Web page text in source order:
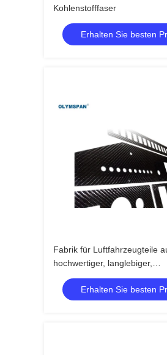
Kohlenstofffaser
Erhalten Sie besten
Fabrik für Luftfahrzeugteile
hochwertiger, langlebiger,
benutzerdefinierter
Erhalten Sie besten